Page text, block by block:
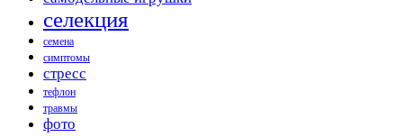
селекция
семена
симптомы
стресс
тефлон
травмы
фото